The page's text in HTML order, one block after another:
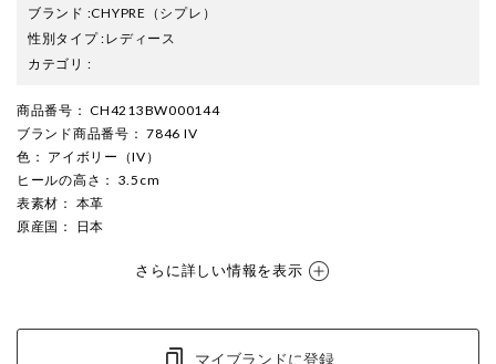
ブランド :CHYPRE （シプレ）
性別タイプ:レディース
カテゴリ :
商品番号 ： CH4213BW000144
ブランド商品番号 ： 7846 IV
色 ： アイボリー（IV）
ヒールの高さ ： 3.5cm
表素材 ： 本革
原産国 ： 日本
さらに詳しい情報を表示
マイブランドに登録